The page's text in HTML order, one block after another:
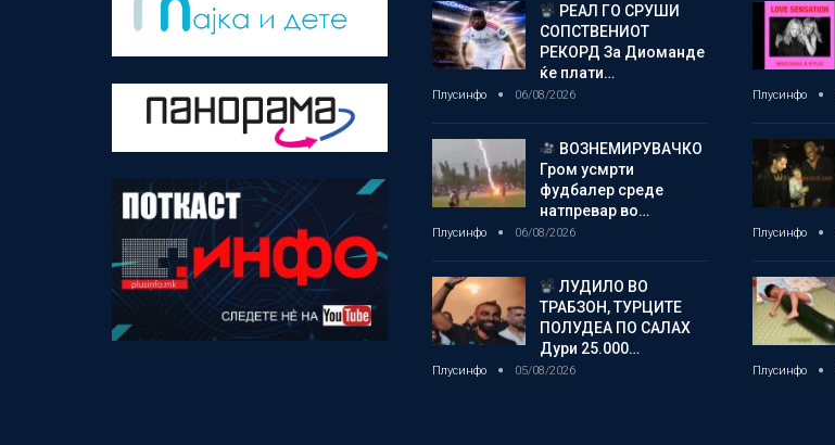
РЕАЛ ГО СРУШИ
СОПСТВЕНИОТ
РЕКОРД За Диоманде
ќе плати…
Плусинфо 06/08/2026
ВОЗНЕМИРУВАЧКО
Гром усмрти
фудбалер среде
натпревар во…
Плусинфо 06/08/2026
ЛУДИЛО ВО
ТРАБЗОН, ТУРЦИТЕ
ПОЛУДЕА ПО САЛАХ
Дури 25.000…
Плусинфо 05/08/2026
Плусинфо
Плусинфо
Плусинфо